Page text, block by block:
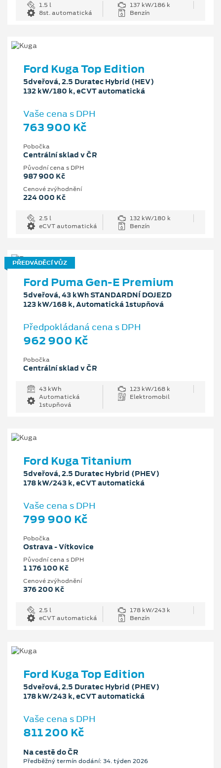
1.5 l
137 kW/186 k
8st. automatická
Benzín
Ford Kuga Top Edition
5dveřová, 2.5 Duratec Hybrid (HEV)
132 kW/180 k, eCVT automatická
Vaše cena s DPH
763 900 Kč
Pobočka
Centrální sklad v ČR
Původní cena s DPH
987 900 Kč
Cenové zvýhodnění
224 000 Kč
2.5 l
132 kW/180 k
eCVT automatická
Benzín
PŘEDVÁDĚCÍ VŮZ
Ford Puma Gen-E Premium
5dveřová, 43 kWh STANDARDNÍ DOJEZD
123 kW/168 k, Automatická 1stupňová
Předpokládaná cena s DPH
962 900 Kč
Pobočka
Centrální sklad v ČR
43 kWh
123 kW/168 k
Automatická
1stupňová
Elektromobil
Ford Kuga Titanium
5dveřová, 2.5 Duratec Hybrid (PHEV)
178 kW/243 k, eCVT automatická
Vaše cena s DPH
799 900 Kč
Pobočka
Ostrava - Vítkovice
Původní cena s DPH
1 176 100 Kč
Cenové zvýhodnění
376 200 Kč
2.5 l
178 kW/243 k
eCVT automatická
Benzín
Ford Kuga Top Edition
5dveřová, 2.5 Duratec Hybrid (PHEV)
178 kW/243 k, eCVT automatická
Vaše cena s DPH
811 200 Kč
Na cestě do ČR
Předběžný termín dodání: 34. týden 2026